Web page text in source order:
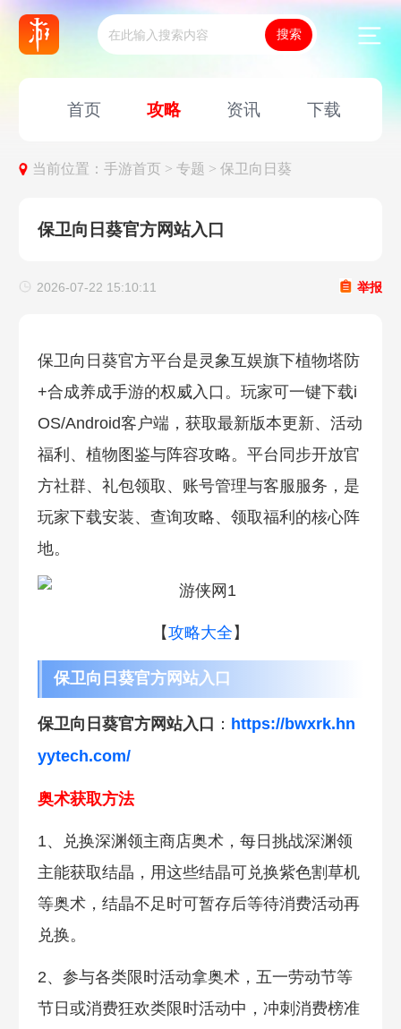
首页 攻略 资讯 下载
当前位置：手游首页 >专题 >保卫向日葵
保卫向日葵官方网站入口
2026-07-22 15:10:11 举报
保卫向日葵官方平台是灵象互娱旗下植物塔防
+合成养成手游的权威入口。玩家可一键下载i
OS/Android客户端，获取最新版本更新、活动
福利、植物图鉴与阵容攻略。平台同步开放官
方社群、礼包领取、账号管理与客服服务，是
玩家下载安装、查询攻略、领取福利的核心阵
地。
【攻略大全 】
保卫向日葵官方网站入口
保卫向日葵官方网站入口 ： https://bwxrk.hn
yytech.com/
奥术获取方法
1、兑换深渊领主商店奥术，每日挑战深渊领
主能获取结晶，用这些结晶可兑换紫色割草机
等奥术，结晶不足时可暂存后等待消费活动再
兑换。
2、参与各类限时活动拿奥术，五一劳动节等
节日或消费狂欢类限时活动中，冲刺消费榜准